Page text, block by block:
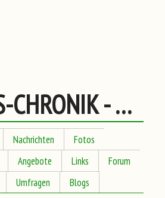
*VEREINS-CHRONIK - Neuestes Geschehen
Nachrichten
Fotos
Angebote Links
Forum
Umfragen
Blogs